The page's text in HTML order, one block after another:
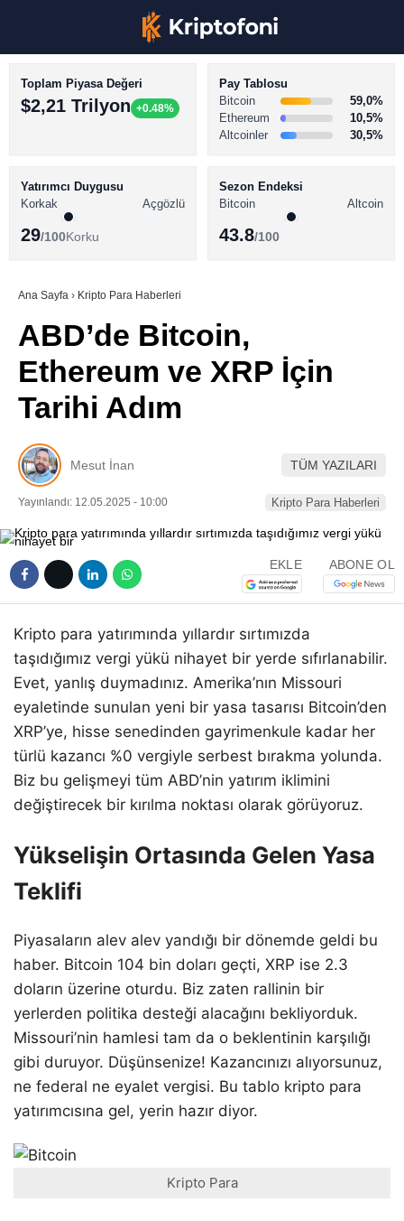
TikTok
Telegram
BİTCOİN HABERLERİ
ALTCOİN HABERLERİ
SÖZLÜK
Toplam Piyasa Değeri
$2,21 Trilyon +0.48%
Pay Tablosu
Bitcoin
59,0%
Ethereum
10,5%
Altcoinler
30,5%
Yatırımcı Duygusu
Korkak
Açgözlü
29/100Korku
Sezon Endeksi
Bitcoin
Altcoin
43.8/100
Ana Sayfa › Kripto Para Haberleri
ABD’de Bitcoin,
Ethereum ve XRP İçin
Tarihi Adım
Mesut İnan TÜM YAZILARI
Yayınlandı: 12.05.2025 - 10:00 Kripto Para Haberleri
EKLE ABONE OL
Kripto para yatırımında yıllardır sırtımızda
taşıdığımız vergi yükü nihayet bir yerde sıfırlanabilir.
Evet, yanlış duymadınız. Amerika’nın Missouri
eyaletinde sunulan yeni bir yasa tasarısı Bitcoin’den
XRP’ye, hisse senedinden gayrimenkule kadar her
türlü kazancı %0 vergiyle serbest bırakma yolunda.
Biz bu gelişmeyi tüm ABD’nin yatırım iklimini
değiştirecek bir kırılma noktası olarak görüyoruz.
Yükselişin Ortasında Gelen Yasa
Teklifi
Piyasaların alev alev yandığı bir dönemde geldi bu
haber. Bitcoin 104 bin doları geçti, XRP ise 2.3
doların üzerine oturdu. Biz zaten rallinin bir
yerlerden politika desteği alacağını bekliyorduk.
Missouri’nin hamlesi tam da o beklentinin karşılığı
gibi duruyor. Düşünsenize! Kazancınızı alıyorsunuz,
ne federal ne eyalet vergisi. Bu tablo kripto para
yatırımcısına gel, yerin hazır diyor.
Kripto Para